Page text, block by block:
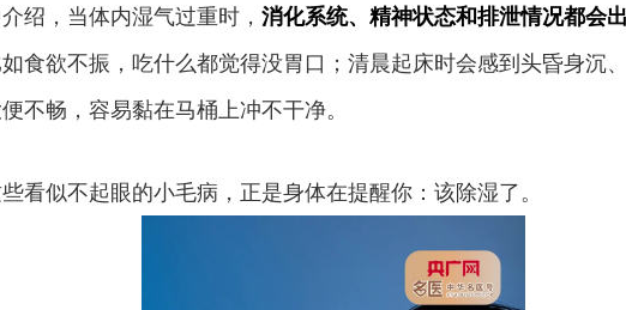
绍，当体内湿气过重时， 消化系统、精神状态和排泄情况都会
如食欲不振，吃什么都觉得没胃口；清晨起床时会感到头昏身沉
不畅，容易黏在马桶上冲不干净。
看似不起眼的小毛病，正是身体在提醒你：该除湿了。